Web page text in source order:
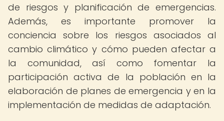
de riesgos y planificación de emergencias.
Además, es importante promover la
conciencia sobre los riesgos asociados al
cambio climático y cómo pueden afectar a
la comunidad, así como fomentar la
participación activa de la población en la
elaboración de planes de emergencia y en la
implementación de medidas de adaptación.